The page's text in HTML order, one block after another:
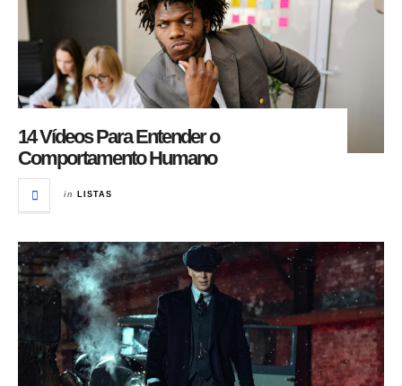
14 Vídeos Para Entender o
Comportamento Humano
in LISTAS